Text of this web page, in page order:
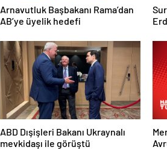
Arnavutluk Başbakanı Rama’dan
AB’ye üyelik hedefi
ABD Dışişleri Bakanı Ukraynalı
mevkidaşı ile görüştü